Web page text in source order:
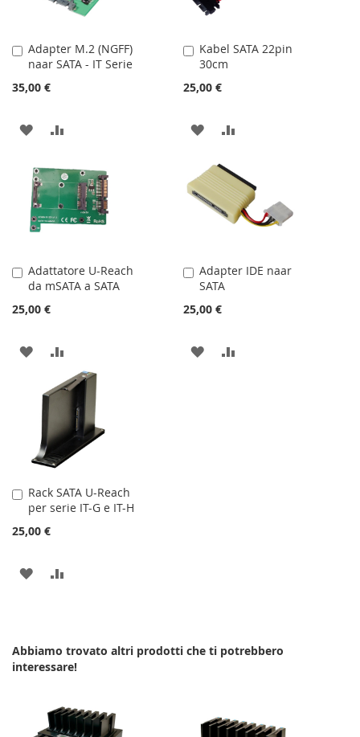
Adapter M.2 (NGFF)
naar SATA - IT Serie
35,00 €
Aggiungi
al
Carrello
AGGIUNGI
LISTA
DESIDERI
CONFRONTO
Kabel SATA 22pin
30cm
25,00 €
Aggiungi
al
Carrello
AGGIUNGI
LISTA
DESIDERI
CONFRONTO
Adattatore U-Reach
da mSATA a SATA
25,00 €
Aggiungi
al
Carrello
AGGIUNGI
LISTA
DESIDERI
AL
CONFRONTO
Adapter IDE naar
SATA
25,00 €
Aggiungi
al
Carrello
AGGIUNGI
Rack SATA U-Reach
per serie IT-G e IT-H
25,00 €
Aggiungi
al
Carrello
AGGIUNGI
DESIDERI
Abbiamo trovato altri prodotti che ti potrebbero
interessare!